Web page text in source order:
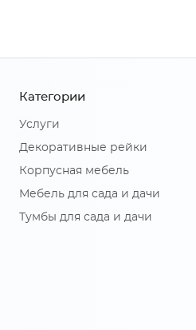
Категории
Услуги
Декоративные рейки
Корпусная мебель
Мебель для сада и дачи
Тумбы для сада и дачи